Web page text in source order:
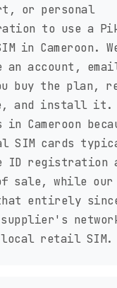
or personal
to use a
in Cameroon.
an account,
buy the plan,
and install it.
in Cameroon
SIM cards
ID registration
sale, while our
entirely
local retail SIM.